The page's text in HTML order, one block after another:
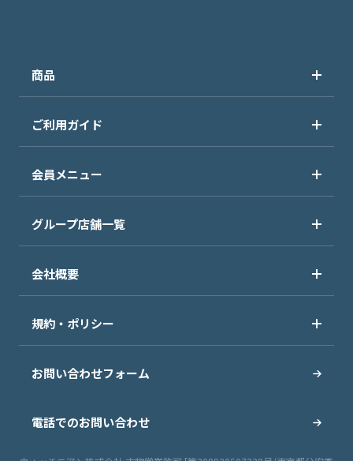
商品
ご利用ガイド
会員メニュー
グループ店舗一覧
会社概要
規約・ポリシー
お問い合わせフォーム
電話でのお問い合わせ